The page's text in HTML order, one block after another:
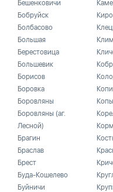
Бешенковичи
Бобруйск
Болбасово
Большая
Берестовица
Большевик
Борисов
Боровка
Боровляны
Боровляны (аг.
Лесной)
Брагин
Браслав
Брест
Буда-Кошелево
Буйничи